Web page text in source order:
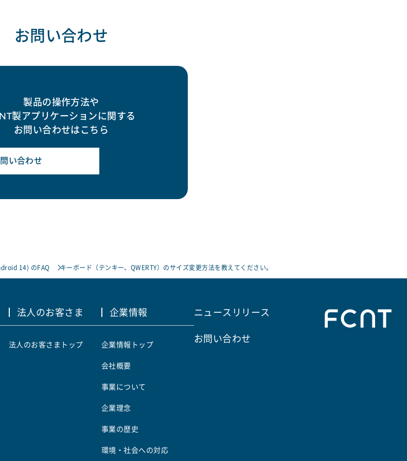
お問い合わせ
製品の操作方法や
製アプリケーションに関する
お問い合わせはこちら
い合わせ
14) のFAQ キーボード（テンキー、QWERTY）のサイズ変更方法を教えてください。
法人のお客さま
法人のお客さまトップ
企業情報
企業情報トップ
会社概要
事業について
企業理念
事業の歴史
環境・社会への対応
ニュースリリース
お問い合わせ